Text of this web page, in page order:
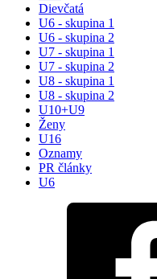
Dievčatá
U6 - skupina 1
U6 - skupina 2
U7 - skupina 1
U7 - skupina 2
U8 - skupina 1
U8 - skupina 2
U10+U9
Ženy
U16
Oznamy
PR články
U6